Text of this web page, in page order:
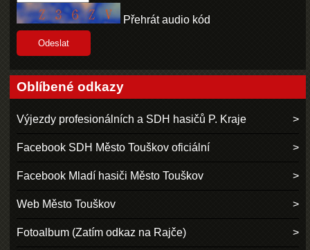
Přehrát audio kód
Oblíbené odkazy
Výjezdy profesionálních a SDH hasičů P. Kraje
Facebook SDH Město Touškov oficiální
Facebook Mladí hasiči Město Touškov
Web Město Touškov
Fotoalbum (Zatím odkaz na Rajče)